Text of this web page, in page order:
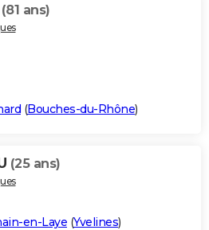
(81 ans)
(Bouches-du-Rhône)
(25 ans)
en-Laye (Yvelines)